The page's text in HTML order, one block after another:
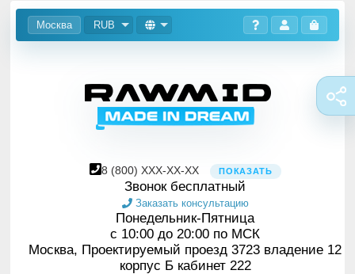
Москва RUB
8 (800) XXX-XX-XX ПОКАЗАТЬ
Звонок бесплатный
Заказать консультацию
Понедельник-Пятница
с 10:00 до 20:00 по МСК
Москва, Проектируемый проезд 3723 владение 12
корпус Б кабинет 222